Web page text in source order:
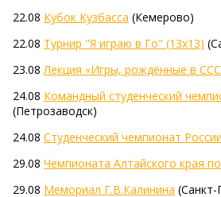
22.08 Кубок Кузбасса (Кемерово)
22.08 Турнир "Я играю в Го" (13х13)
23.08Лекция «Игры, рождённые в
24.08 Командный студенческий
(Петрозаводск)
24.08 Студенческий чемпионат России
29.08 Чемпионата Алтайского края
29.08 Мемориал Г.В.Калинина (Санкт-